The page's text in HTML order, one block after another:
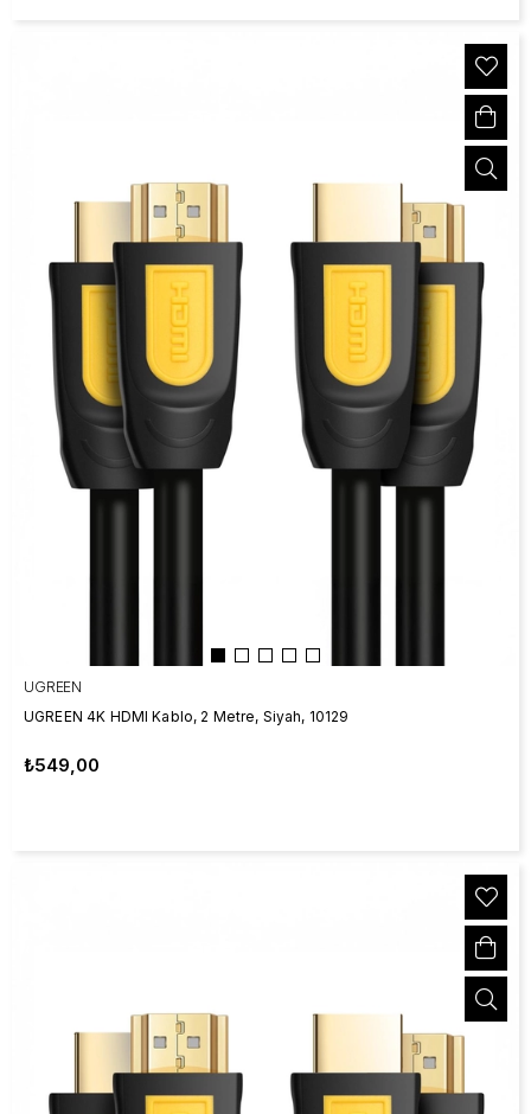
UGREEN
UGREEN 4K HDMI Kablo, 2 Metre, Siyah, 10129
₺549,00